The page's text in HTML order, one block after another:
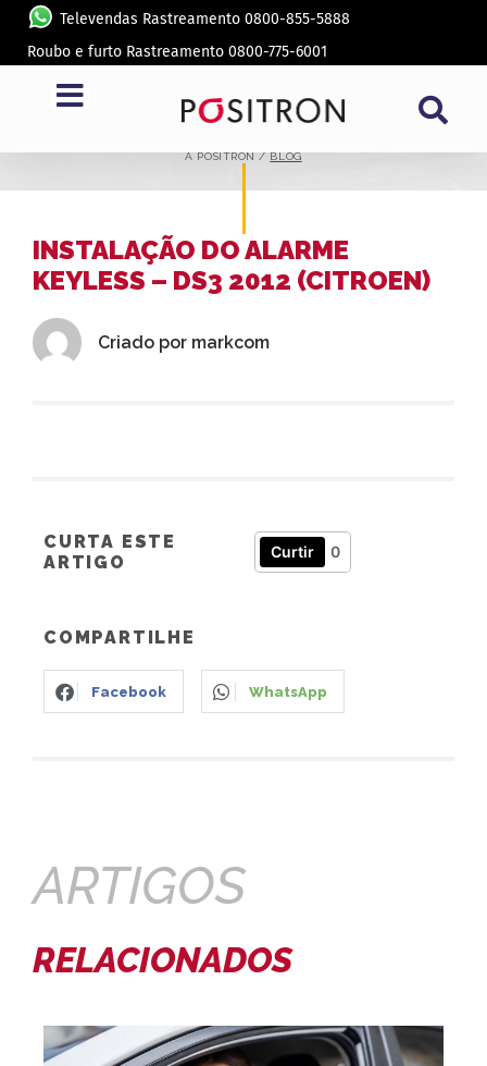
Televendas Rastreamento 0800-855-5888
Roubo e furto Rastreamento 0800-775-6001
BLOG
A PÓSITRON /BLOG
INSTALAÇÃO DO ALARME
KEYLESS – DS3 2012 (CITROEN)
Criado por markcom
CURTA ESTE
ARTIGO
Curtir 0
COMPARTILHE
Facebook WhatsApp
ARTIGOS
RELACIONADOS